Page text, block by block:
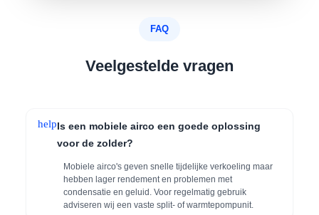
FAQ
Veelgestelde vragen
helpIs een mobiele airco een goede oplossing
voor de zolder?
Mobiele airco's geven snelle tijdelijke verkoeling maar
hebben lager rendement en problemen met
condensatie en geluid. Voor regelmatig gebruik
adviseren wij een vaste split- of warmtepompunit.